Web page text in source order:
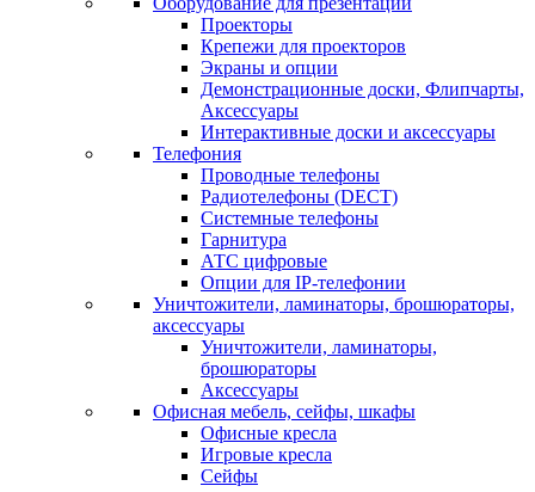
Проекторы
Крепежи для проекторов
Экраны и опции
Демонстрационные доски, Флипчарты,
Аксессуары
Интерактивные доски и аксессуары
Телефония
Проводные телефоны
Радиотелефоны (DECT)
Системные телефоны
Гарнитура
АТС цифровые
Опции для IP-телефонии
Уничтожители, ламинаторы, брошюраторы,
аксессуары
Уничтожители, ламинаторы,
брошюраторы
Аксессуары
Офисная мебель, сейфы, шкафы
Офисные кресла
Игровые кресла
Сейфы